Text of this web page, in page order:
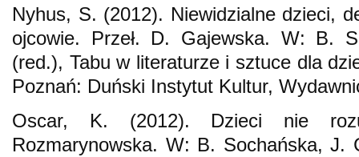
Nyhus, S. (2012). Niewidzialne dzieci,
ojcowie. Przeł. D. Gajewska. W: B.
(red.), Tabu w literaturze i sztuce dla
Poznań: Duński Instytut Kultur,
Oscar, K. (2012). Dzieci nie
Rozmarynowska. W: B. Sochańska, J.